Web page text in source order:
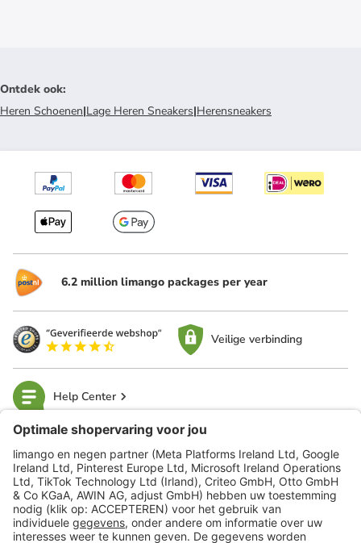
Ontdek ook:
Heren Schoenen|Lage Heren Sneakers|Herensneakers
6.2 million limango packages per year
Veilige verbinding
Help Center
limango
Veilig winkelen
Klantenservice